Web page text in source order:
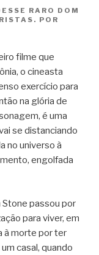
RARO DOM
POR
filme que
o cineasta
exercício para
na glória de
é uma
se distanciando
no universo à
engolfada
passou por
para viver, em
à morte por ter
casal, quando